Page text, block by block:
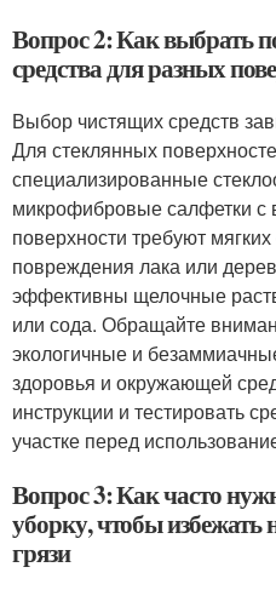
Вопрос 2: Как выбрать
средства для разных
Выбор чистящих средств
Для стеклянных
специализированные
микрофибровые салфетки
поверхности требуют
повреждения лака или
эффективны щелочные
или сода. Обращайте
экологичные и
здоровья и окружающей
инструкции и тестировать
участке перед
Вопрос 3: Как часто
уборку, чтобы
грязи